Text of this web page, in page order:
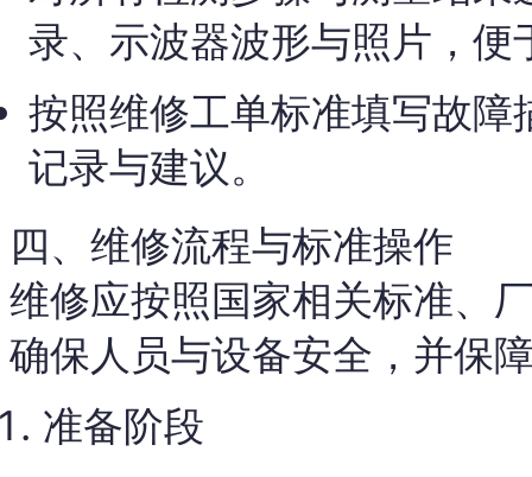
录、示波器波形与照片，便
按照维修工单标准填写故
记录与建议。
四、维修流程与标准操作
维修应按照国家相关标准、
确保人员与设备安全，并保
准备阶段